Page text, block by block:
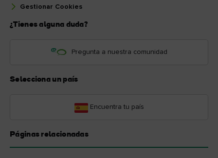
Gestionar Cookies
¿Tienes alguna duda?
Pregunta a nuestra comunidad
Selecciona un país
Encuentra tu país
Páginas relacionadas